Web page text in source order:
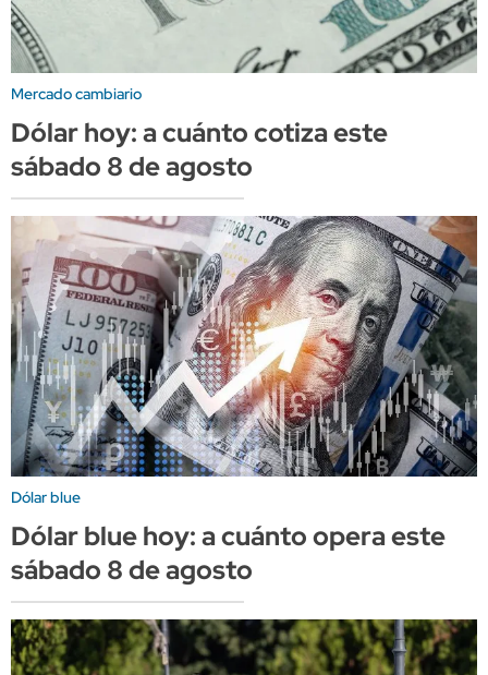
Mercado cambiario
Dólar hoy: a cuánto cotiza este
sábado 8 de agosto
Dólar blue
Dólar blue hoy: a cuánto opera este
sábado 8 de agosto